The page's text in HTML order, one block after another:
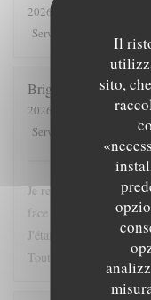
Il
sito,
2026-05-28
Servizio
Brigitte
2026-04-24
- 12:15 -
Servizio
Atmosfera
Je recommande cette
face à l'entrée du
J'étais accompagnée
Tout était bon. La crêpe